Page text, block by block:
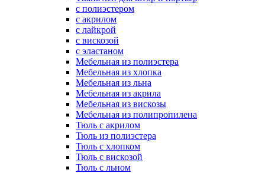
с полиэстером
с акрилом
с лайкрой
с вискозой
с эластаном
Мебельная из полиэстера
Мебельная из хлопка
Мебельная из льна
Мебельная из акрила
Мебельная из вискозы
Мебельная из полипропилена
Тюль с акрилом
Тюль из полиэстера
Тюль с хлопком
Тюль с вискозой
Тюль с льном